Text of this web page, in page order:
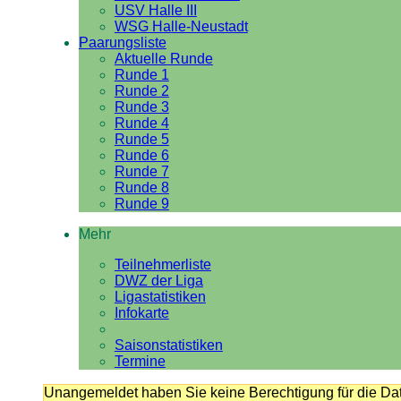
USV Halle III
WSG Halle-Neustadt
Paarungsliste
Aktuelle Runde
Runde 1
Runde 2
Runde 3
Runde 4
Runde 5
Runde 6
Runde 7
Runde 8
Runde 9
Mehr
Teilnehmerliste
DWZ der Liga
Ligastatistiken
Infokarte
Saisonstatistiken
Termine
Unangemeldet haben Sie keine Berechtigung für die